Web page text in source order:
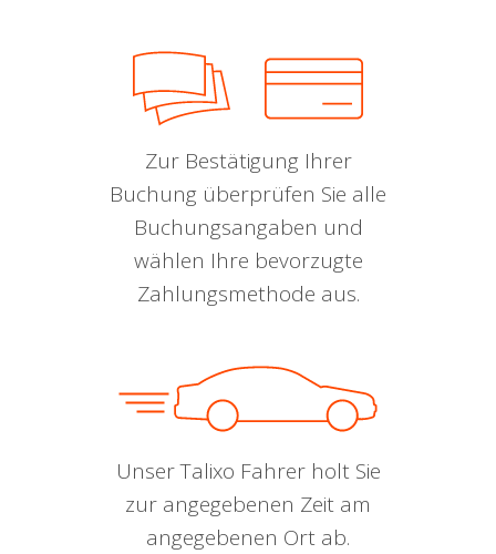
Zur Bestätigung Ihrer
Buchung überprüfen Sie alle
Buchungsangaben und
wählen Ihre bevorzugte
Zahlungsmethode aus.
Unser Talixo Fahrer holt Sie
zur angegebenen Zeit am
angegebenen Ort ab.